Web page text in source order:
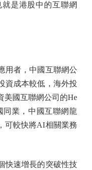
是港股中的互聯網
者，中國互聯網公
資成本較低，海外投
美國互聯網公司的He
同業，中國互聯網龍
可較快將AI相關業務
速增長的突破性技